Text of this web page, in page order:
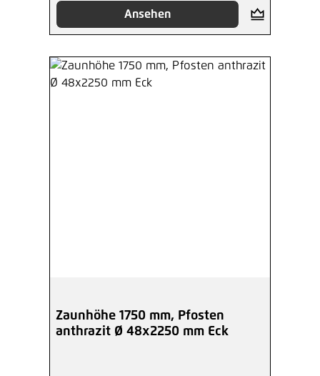
Ansehen
Zaunhöhe 1750 mm, Pfosten
anthrazit Ø 48x2250 mm Eck